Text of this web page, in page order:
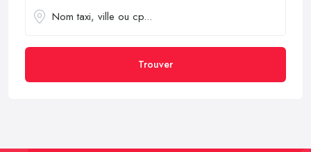
Trouver